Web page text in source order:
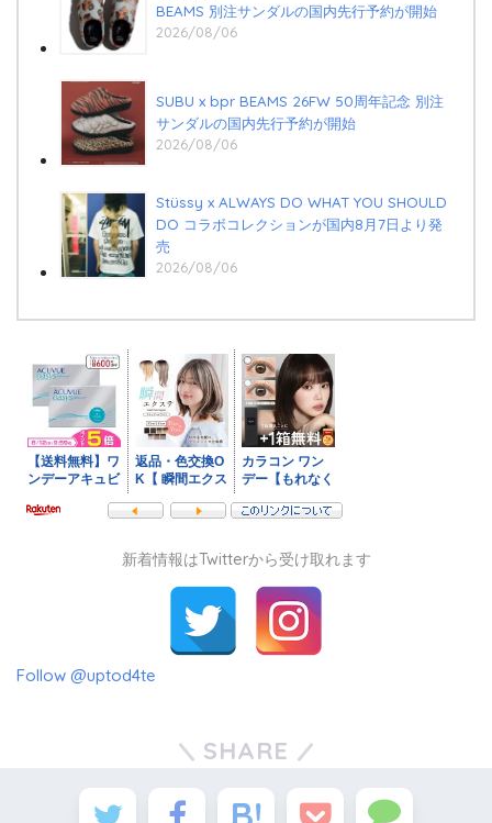
BEAMS 別注サンダルの国内先行予約が開始
2026/08/06
SUBU x bpr BEAMS 26FW 50周年記念 別注
サンダルの国内先行予約が開始
2026/08/06
Stüssy x ALWAYS DO WHAT YOU SHOULD
DO コラボコレクションが国内8月7日より発
売
2026/08/06
新着情報はTwitterから受け取れます
Follow @uptod4te
SHARE